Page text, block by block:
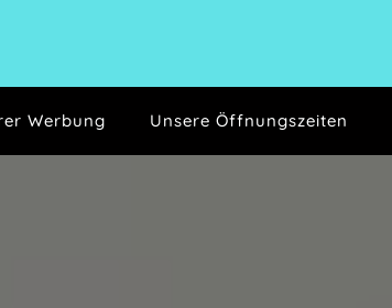
Werbung Unsere Öffnungszeiten